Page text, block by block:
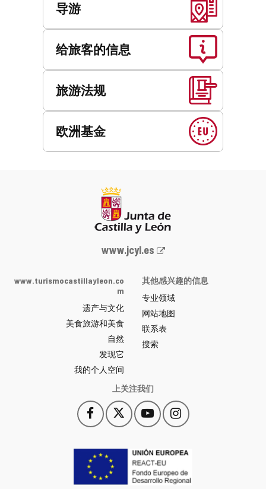
导游
给旅客的信息
旅游法规
欧洲基金
Junta
y
León
网
站
门
户
-
www.jcyl.es
www.turismocastillayleon.co
m
遗产与文化
美食旅游和美食
自然
发现它
我的个人空间
其他感兴趣的信息
专业领域
网站地图
联系表
搜索
上关注我们
Facebook
此
链
会
打
开
此
链
YouTube
此
链
会
打
开
Instagram
此
链
会
开